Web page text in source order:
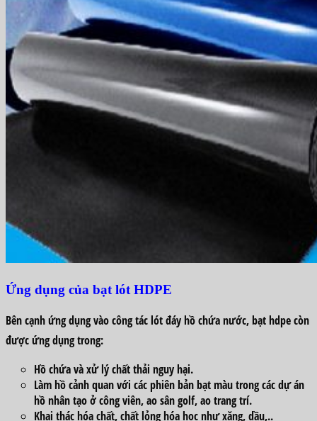
Ứng dụng của bạt lót HDPE
Bên cạnh ứng dụng vào công tác lót đáy hồ chứa nước, bạt hdpe còn
được ứng dụng trong:
Hồ chứa và xử lý chất thải nguy hại.
Làm hồ cảnh quan với các phiên bản bạt màu trong các dự án
hồ nhân tạo ở công viên, ao sân golf, ao trang trí.
Khai thác hóa chất, chất lỏng hóa học như xăng, dầu,..